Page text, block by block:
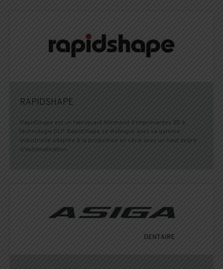
RAPIDSHAPE
RapidShape est un fabriquant Allemand d'imprimantes 3D à
technologie DLP. RapidShape se distingue avec sa gamme
industrielle adaptée à la production en série avec un haut degré
d'automatisation.